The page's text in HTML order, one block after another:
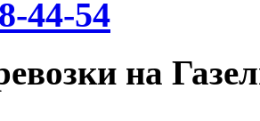
44-54
на